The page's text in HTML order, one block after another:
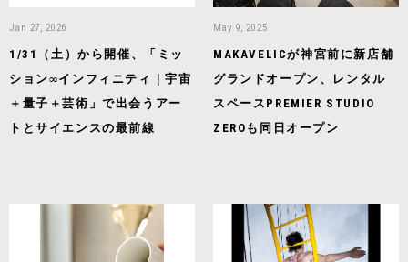
Jan 27, 2026
1/31（土）から開催、「ミッ
ション∞インフィニティ｜宇宙
＋量子＋芸術」で出会うアー
トとサイエンスの最前線
May 9, 2025
MAKAVELICが神宮前に新店舗
グランドオープン、レンタル
スペースPREMIER STUDIO
ZEROも同日オープン